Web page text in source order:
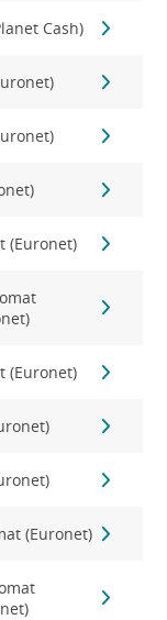
Cash)
(Euronet)
(Euronet)
(Euronet)